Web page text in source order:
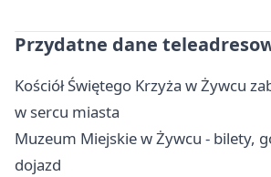
Przydatne dane
Kościół Świętego Krzyża w Żywcu
w sercu miasta
Muzeum Miejskie w Żywcu - bilety,
dojazd